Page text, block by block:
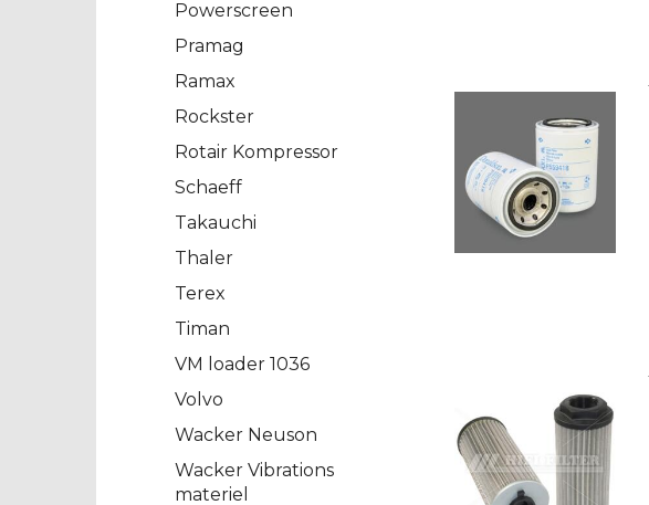
Powerscreen
Pramag
Ramax
Rockster
Rotair Kompressor
Schaeff
Takauchi
Thaler
Terex
Timan
VM loader 1036
Volvo
Wacker Neuson
Wacker Vibrations
materiel